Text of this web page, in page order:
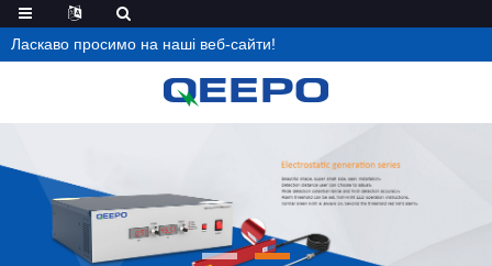
Ласкаво просимо на наші веб-сайти!